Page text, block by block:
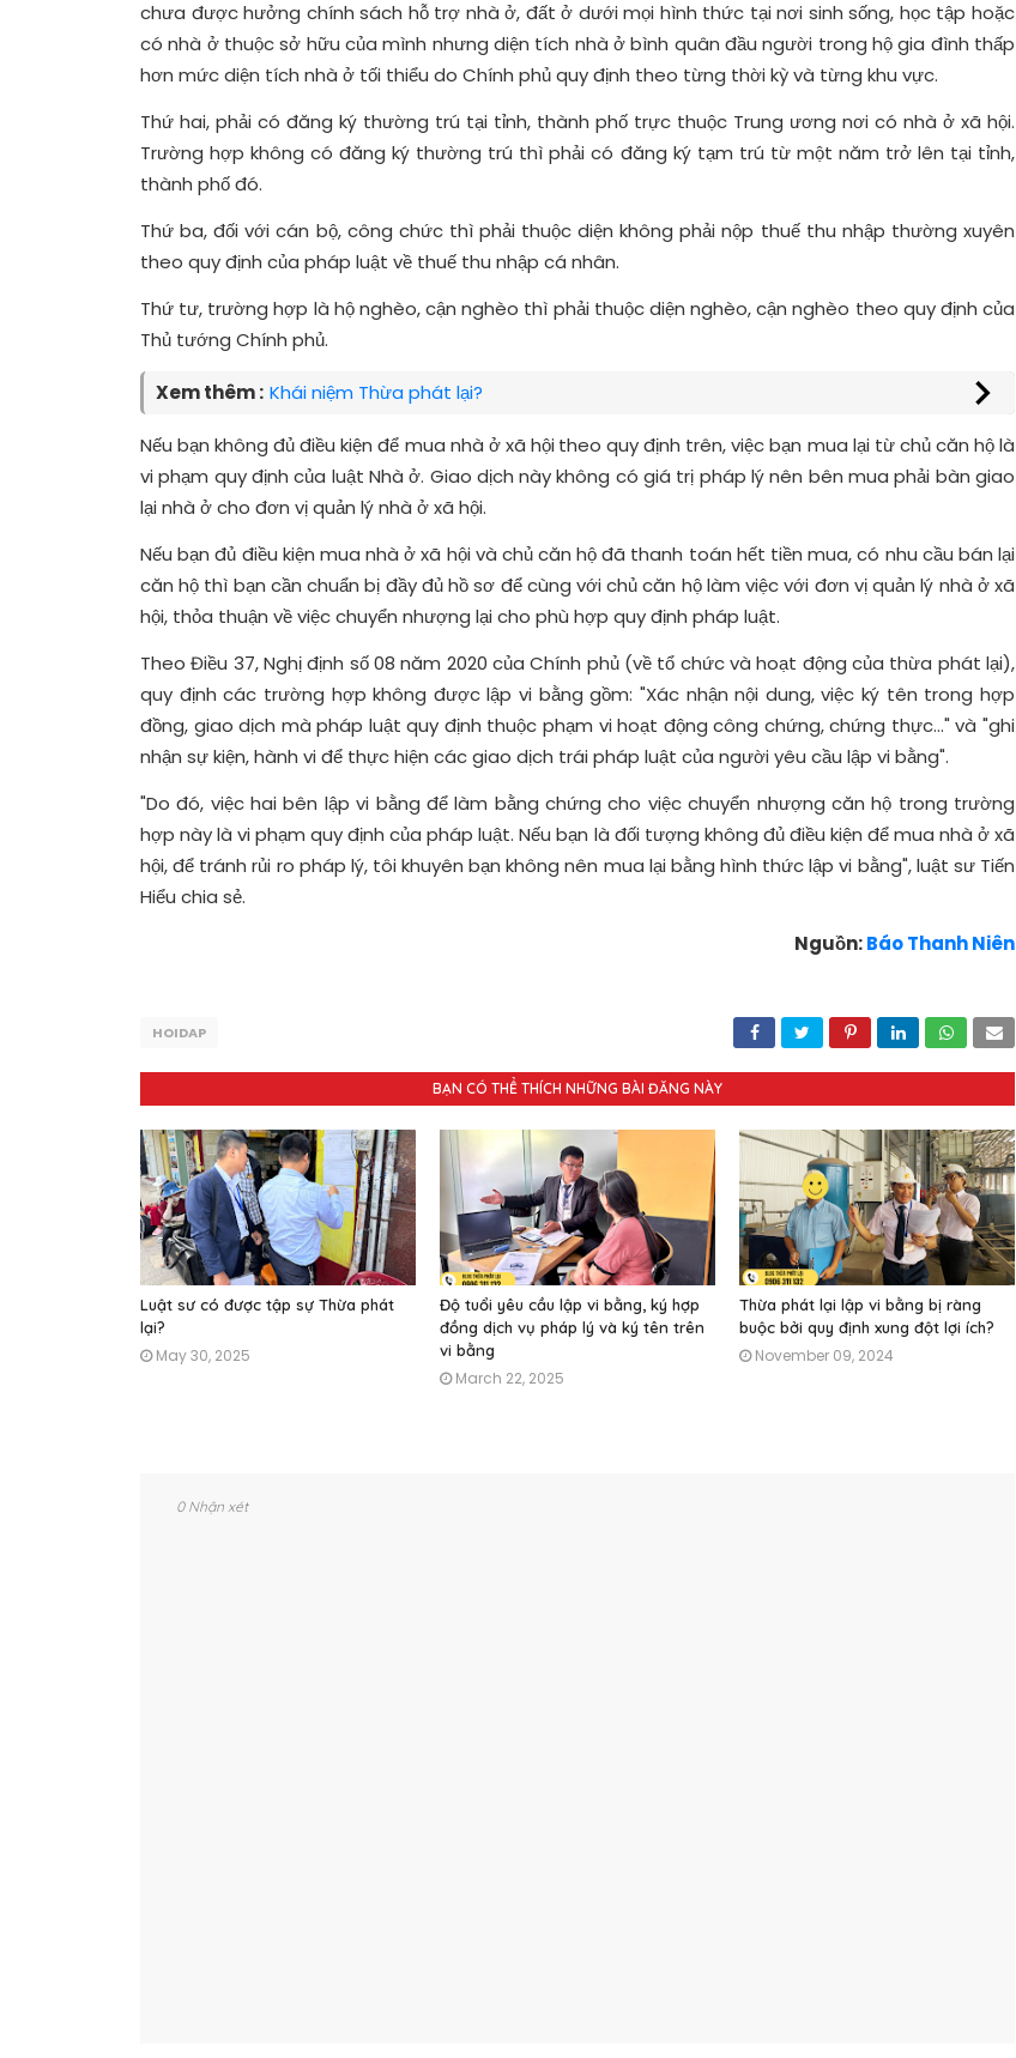
chưa được hưởng chính sách hỗ trợ nhà ở, đất ở dưới mọi hình thức tại nơi sinh sống, học tập hoặc
có nhà ở thuộc sở hữu của mình nhưng diện tích nhà ở bình quân đầu người trong hộ gia đình thấp
hơn mức diện tích nhà ở tối thiểu do Chính phủ quy định theo từng thời kỳ và từng khu vực.
Thứ hai, phải có đăng ký thường trú tại tỉnh, thành phố trực thuộc Trung ương nơi có nhà ở xã hội.
Trường hợp không có đăng ký thường trú thì phải có đăng ký tạm trú từ một năm trở lên tại tỉnh,
thành phố đó.
Thứ ba, đối với cán bộ, công chức thì phải thuộc diện không phải nộp thuế thu nhập thường xuyên
theo quy định của pháp luật về thuế thu nhập cá nhân.
Thứ tư, trường hợp là hộ nghèo, cận nghèo thì phải thuộc diện nghèo, cận nghèo theo quy định của
Thủ tướng Chính phủ.
Xem thêm : Khái niệm Thừa phát lại?
Nếu bạn không đủ điều kiện để mua nhà ở xã hội theo quy định trên, việc bạn mua lại từ chủ căn hộ là
vi phạm quy định của luật Nhà ở. Giao dịch này không có giá trị pháp lý nên bên mua phải bàn giao
lại nhà ở cho đơn vị quản lý nhà ở xã hội.
Nếu bạn đủ điều kiện mua nhà ở xã hội và chủ căn hộ đã thanh toán hết tiền mua, có nhu cầu bán lại
căn hộ thì bạn cần chuẩn bị đầy đủ hồ sơ để cùng với chủ căn hộ làm việc với đơn vị quản lý nhà ở xã
hội, thỏa thuận về việc chuyển nhượng lại cho phù hợp quy định pháp luật.
Theo Điều 37, Nghị định số 08 năm 2020 của Chính phủ (về tổ chức và hoạt động của thừa phát lại),
quy định các trường hợp không được lập vi bằng gồm: "Xác nhận nội dung, việc ký tên trong hợp
đồng, giao dịch mà pháp luật quy định thuộc phạm vi hoạt động công chứng, chứng thực…" và "ghi
nhận sự kiện, hành vi để thực hiện các giao dịch trái pháp luật của người yêu cầu lập vi bằng".
"Do đó, việc hai bên lập vi bằng để làm bằng chứng cho việc chuyển nhượng căn hộ trong trường
hợp này là vi phạm quy định của pháp luật. Nếu bạn là đối tượng không đủ điều kiện để mua nhà ở xã
hội, để tránh rủi ro pháp lý, tôi khuyên bạn không nên mua lại bằng hình thức lập vi bằng", luật sư Tiến
Hiểu chia sẻ.
Nguồn:Báo Thanh Niên
HOIDAP
BẠN CÓ THỂ THÍCH NHỮNG BÀI ĐĂNG NÀY
Luật sư có được tập sự Thừa phát
lại?
May 30, 2025
Độ tuổi yêu cầu lập vi bằng, ký hợp
đồng dịch vụ pháp lý và ký tên trên
vi bằng
March 22, 2025
Thừa phát lại lập vi bằng bị ràng
buộc bởi quy định xung đột lợi ích?
November 09, 2024
0 Nhận xét